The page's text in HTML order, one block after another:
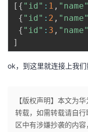
[ { "id" : 1 , "name"
{ "id" : 2 , "name"
{ "id" : 3 , "name"
]
ok，到这里就连接上我
【版权声明】本文为
转载，如需转载请自
区中有涉嫌抄袭的内